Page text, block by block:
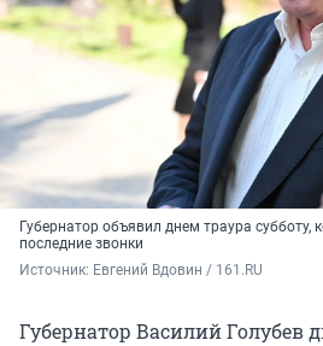
Губернатор объявил днем траура субботу,
последние звонки
Источник: Евгений Вдовин / 161.RU
Губернатор Василий Голубев